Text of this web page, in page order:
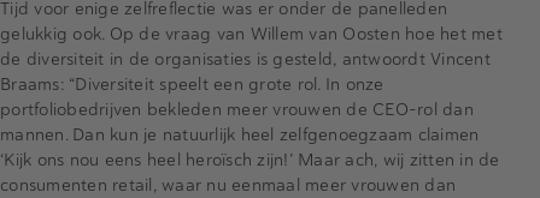
Tijd voor enige zelfreflectie was er onder de panelleden
gelukkig ook. Op de vraag van Willem van Oosten hoe het met
de diversiteit in de organisaties is gesteld, antwoordt Vincent
Braams: “Diversiteit speelt een grote rol. In onze
portfoliobedrijven bekleden meer vrouwen de CEO-rol dan
mannen. Dan kun je natuurlijk heel zelfgenoegzaam claimen
‘Kijk ons nou eens heel heroïsch zijn!’ Maar ach, wij zitten in de
consumenten retail, waar nu eenmaal meer vrouwen dan